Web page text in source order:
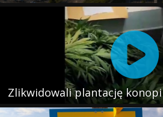
Zlikwidowali plantację konopi